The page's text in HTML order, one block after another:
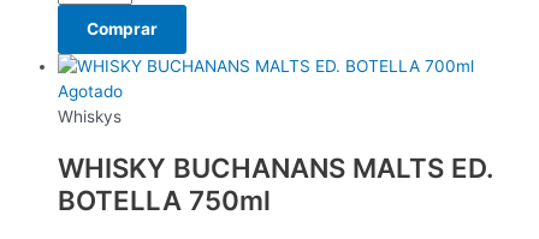
Comprar
Agotado
Whiskys
WHISKY BUCHANANS MALTS ED.
BOTELLA 750ml